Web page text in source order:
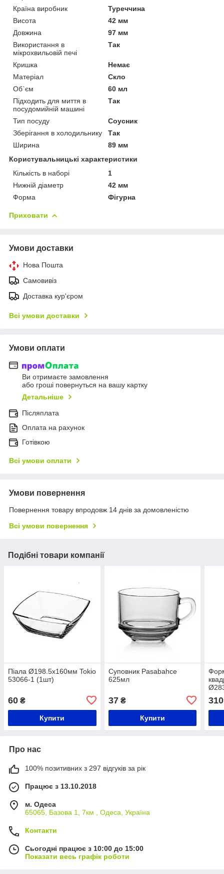
Країна виробник
Туреччина
Висота
42 мм
Довжина
97 мм
Використання в
мікрохвильовій печі
Так
Кришка
Немає
Матеріал
Скло
Об`єм
60 мл
Підходить для миття в
посудомийній машині
Так
Тип посуду
Соусник
Зберігання в холодильнику
Так
Ширина
89 мм
Користувальницькі характеристики
Кількість в наборі
1
Нижній діаметр
42 мм
Форма
Фігурна
Приховати
Умови доставки
Нова Пошта
Самовивіз
Доставка кур'єром
Всі умови доставки
Умови оплати
Ви отримаєте замовлення
або гроші повернуться на вашу картку
Детальніше
Післяплата
Оплата на рахунок
Готівкою
Всі умови оплати
Умови повернення
Повернення товару впродовж 14 днів за домовленістю
Всі умови повернення
Подібні товари компанії
Піала Ø198.5х160мм Tokio
53066-1 (1шт)
60 ₴
Купити
Суповник Pasabahce
625мл
37₴
Купити
310
Про нас
100% позитивних з 297 відгуків за рік
Працює з 13.10.2018
м. Одеса
65065, Базова 1, 7км , Одеса, Україна
Контакти
Сьогодні працює з 10:00 до 15:00
Показати весь графік роботи